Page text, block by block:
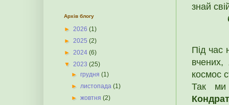
знай
Під час
космос
Так ми
Архів блогу
► 2026 (1)
► 2025 (2)
► 2024 (6)
▼ 2023 (25)
►грудня(1)
►листопада(1)
►жовтня(2)